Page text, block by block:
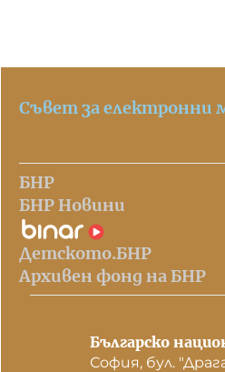
Съвет за електронни
БНР
БНР Новини
Детското.БНР
Архивен фонд на БНР
Българско
София, бул.